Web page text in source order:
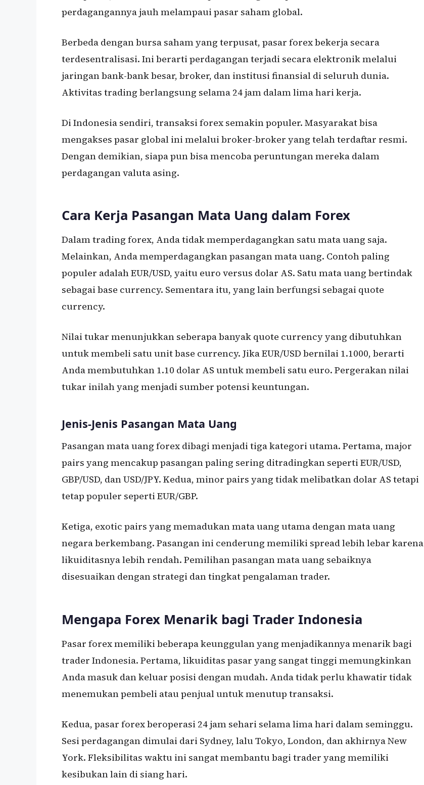
perdagangannya jauh melampaui pasar saham global.
Berbeda dengan bursa saham yang terpusat, pasar forex bekerja secara
terdesentralisasi. Ini berarti perdagangan terjadi secara elektronik melalui
jaringan bank-bank besar, broker, dan institusi finansial di seluruh dunia.
Aktivitas trading berlangsung selama 24 jam dalam lima hari kerja.
Di Indonesia sendiri, transaksi forex semakin populer. Masyarakat bisa
mengakses pasar global ini melalui broker-broker yang telah terdaftar resmi.
Dengan demikian, siapa pun bisa mencoba peruntungan mereka dalam
perdagangan valuta asing.
Cara Kerja Pasangan Mata Uang dalam Forex
Dalam trading forex, Anda tidak memperdagangkan satu mata uang saja.
Melainkan, Anda memperdagangkan pasangan mata uang. Contoh paling
populer adalah EUR/USD, yaitu euro versus dolar AS. Satu mata uang bertindak
sebagai base currency. Sementara itu, yang lain berfungsi sebagai quote
currency.
Nilai tukar menunjukkan seberapa banyak quote currency yang dibutuhkan
untuk membeli satu unit base currency. Jika EUR/USD bernilai 1.1000, berarti
Anda membutuhkan 1.10 dolar AS untuk membeli satu euro. Pergerakan nilai
tukar inilah yang menjadi sumber potensi keuntungan.
Jenis-Jenis Pasangan Mata Uang
Pasangan mata uang forex dibagi menjadi tiga kategori utama. Pertama, major
pairs yang mencakup pasangan paling sering ditradingkan seperti EUR/USD,
GBP/USD, dan USD/JPY. Kedua, minor pairs yang tidak melibatkan dolar AS tetapi
tetap populer seperti EUR/GBP.
Ketiga, exotic pairs yang memadukan mata uang utama dengan mata uang
negara berkembang. Pasangan ini cenderung memiliki spread lebih lebar karena
likuiditasnya lebih rendah. Pemilihan pasangan mata uang sebaiknya
disesuaikan dengan strategi dan tingkat pengalaman trader.
Mengapa Forex Menarik bagi Trader Indonesia
Pasar forex memiliki beberapa keunggulan yang menjadikannya menarik bagi
trader Indonesia. Pertama, likuiditas pasar yang sangat tinggi memungkinkan
Anda masuk dan keluar posisi dengan mudah. Anda tidak perlu khawatir tidak
menemukan pembeli atau penjual untuk menutup transaksi.
Kedua, pasar forex beroperasi 24 jam sehari selama lima hari dalam seminggu.
Sesi perdagangan dimulai dari Sydney, lalu Tokyo, London, dan akhirnya New
York. Fleksibilitas waktu ini sangat membantu bagi trader yang memiliki
kesibukan lain di siang hari.